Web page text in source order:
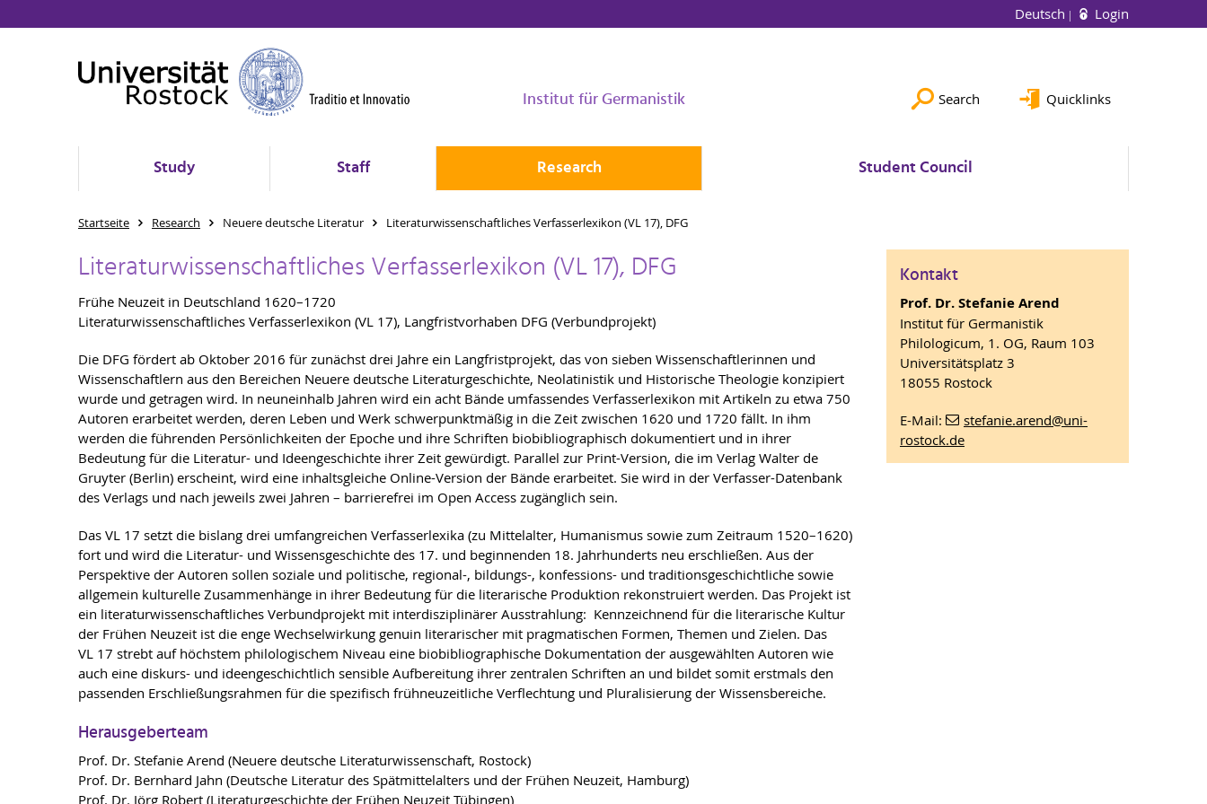
Deutsch Login
Institut für Germanistik Search Quicklinks
Study Staff Research Student Council
Startseite Research Neuere deutsche Literatur Literaturwissenschaftliches Verfasserlexikon (VL 17), DFG
Literaturwissenschaftliches Verfasserlexikon (VL 17), DFG
Frühe Neuzeit in Deutschland 1620–1720
Literaturwissenschaftliches Verfasserlexikon (VL 17), Langfristvorhaben DFG (Verbundprojekt)
Die DFG fördert ab Oktober 2016 für zunächst drei Jahre ein Langfristprojekt, das von sieben Wissenschaftlerinnen und
Wissenschaftlern aus den Bereichen Neuere deutsche Literaturgeschichte, Neolatinistik und Historische Theologie konzipiert
wurde und getragen wird. In neuneinhalb Jahren wird ein acht Bände umfassendes Verfasserlexikon mit Artikeln zu etwa 750
Autoren erarbeitet werden, deren Leben und Werk schwerpunktmäßig in die Zeit zwischen 1620 und 1720 fällt. In ihm
werden die führenden Persönlichkeiten der Epoche und ihre Schriften biobibliographisch dokumentiert und in ihrer
Bedeutung für die Literatur- und Ideengeschichte ihrer Zeit gewürdigt. Parallel zur Print-Version, die im Verlag Walter de
Gruyter (Berlin) erscheint, wird eine inhaltsgleiche Online-Version der Bände erarbeitet. Sie wird in der Verfasser-Datenbank
des Verlags und nach jeweils zwei Jahren – barrierefrei im Open Access zugänglich sein.
Das VL 17 setzt die bislang drei umfangreichen Verfasserlexika (zu Mittelalter, Humanismus sowie zum Zeitraum 1520–1620)
fort und wird die Literatur- und Wissensgeschichte des 17. und beginnenden 18. Jahrhunderts neu erschließen. Aus der
Perspektive der Autoren sollen soziale und politische, regional-, bildungs-, konfessions- und traditionsgeschichtliche sowie
allgemein kulturelle Zusammenhänge in ihrer Bedeutung für die literarische Produktion rekonstruiert werden. Das Projekt ist
ein literaturwissenschaftliches Verbundprojekt mit interdisziplinärer Ausstrahlung: Kennzeichnend für die literarische Kultur
der Frühen Neuzeit ist die enge Wechselwirkung genuin literarischer mit pragmatischen Formen, Themen und Zielen. Das
VL 17 strebt auf höchstem philologischem Niveau eine biobibliographische Dokumentation der ausgewählten Autoren wie
auch eine diskurs- und ideengeschichtlich sensible Aufbereitung ihrer zentralen Schriften an und bildet somit erstmals den
passenden Erschließungsrahmen für die spezifisch frühneuzeitliche Verflechtung und Pluralisierung der Wissensbereiche.
Herausgeberteam
Prof. Dr. Stefanie Arend (Neuere deutsche Literaturwissenschaft, Rostock)
Prof. Dr. Bernhard Jahn (Deutsche Literatur des Spätmittelalters und der Frühen Neuzeit, Hamburg)
Prof. Dr. Jörg Robert (Literaturgeschichte der Frühen Neuzeit Tübingen)
Kontakt
Prof. Dr. Stefanie Arend
Institut für Germanistik
Philologicum, 1. OG, Raum 103
Universitätsplatz 3
18055 Rostock
E-Mail: stefanie.arend@uni-
rostock.de